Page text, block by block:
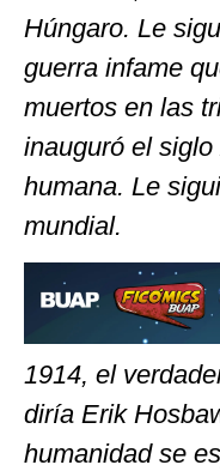
Húngaro. Le
guerra infame
muertos en las
inauguró el
humana. Le
mundial.
1914, el
diría Erik
humanidad se